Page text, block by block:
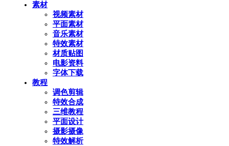
素材
视频素材
平面素材
音乐素材
特效素材
材质贴图
电影资料
字体下载
教程
调色剪辑
特效合成
三维教程
平面设计
摄影摄像
特效解析